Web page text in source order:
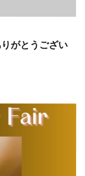
がとうござい